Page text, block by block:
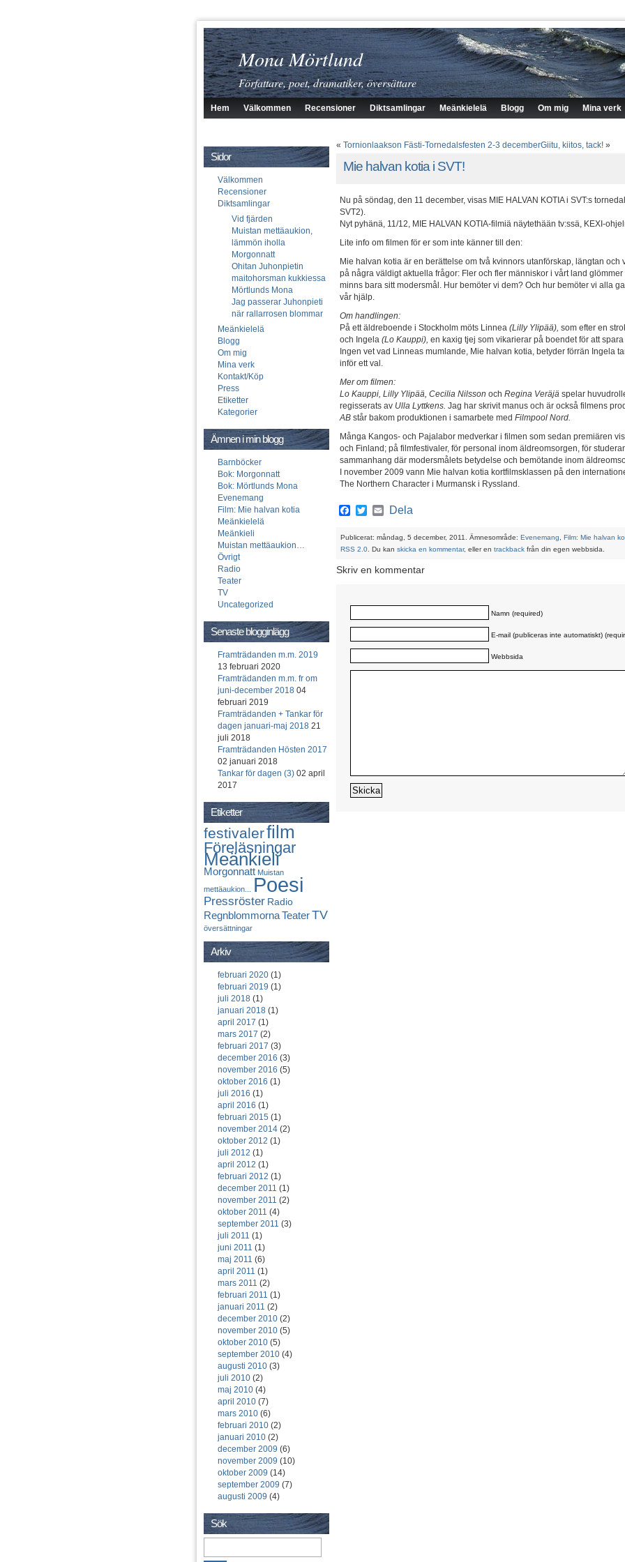
Mona Mörtlund
Författare, poet, dramatiker, översättare
Hem Välkommen Recensioner Diktsamlingar Meänkielelä Blogg Om mig Mina verk
« Tornionlaakson Fästi-Tornedalsfesten 2-3 decemberGiitu, kiitos, tack! »
Mie halvan kotia i SVT!
Nu på söndag, den 11 december, visas MIE HALVAN KOTIA i SVT:s
SVT2).
Nyt pyhänä, 11/12, MIE HALVAN KOTIA-filmiä näytethään tv:ssä, KEXI-
Lite info om filmen för er som inte känner till den:
Mie halvan kotia är en berättelse om två kvinnors utanförskap, längtan och
på några väldigt aktuella frågor: Fler och fler människor i vårt land
minns bara sitt modersmål. Hur bemöter vi dem? Och hur bemöter vi alla
vår hjälp.
Om handlingen:
På ett äldreboende i Stockholm möts Linnea (Lilly Ylipää), som efter en
och Ingela (Lo Kauppi), en kaxig tjej som vikarierar på boendet för att
Ingen vet vad Linneas mumlande, Mie halvan kotia, betyder förrän Ingela
inför ett val.
Mer om filmen:
Lo Kauppi, Lilly Ylipää, Cecilia Nilsson och Regina Veräjä spelar
regisserats av Ulla Lyttkens. Jag har skrivit manus och är också filmens
AB står bakom produktionen i samarbete med Filmpool Nord.
Många Kangos- och Pajalabor medverkar i filmen som sedan premiären
och Finland; på filmfestivaler, för personal inom äldreomsorgen, för
sammanhang där modersmålets betydelse och bemötande inom
I november 2009 vann Mie halvan kotia kortfilmsklassen på den
The Northern Character i Murmansk i Ryssland.
Facebook
TwitterEmail
Dela
Publicerat: måndag, 5 december, 2011. Ämnesområde: Evenemang
Film: Mie halvan
RSS 2.0 . Du kan skicka en kommentar, eller en trackback från din egen webbsida.
Skriv en kommentar
Namn (required)
E-mail (publiceras inte automatiskt)
Webbsida
Sidor
Välkommen
Recensioner
Diktsamlingar
Vid fjärden
Muistan mettäaukion,
lämmön iholla
Morgonnatt
Ohitan Juhonpietin
maitohorsman kukkiessa
Mörtlunds Mona
Jag passerar Juhonpieti
när rallarrosen blommar
Meänkielelä
Blogg
Om mig
Mina verk
Kontakt/Köp
Press
Etiketter
Kategorier
Ämnen i min blogg
Barnböcker
Bok: Morgonnatt
Bok: Mörtlunds Mona
Evenemang
Film: Mie halvan kotia
Meänkielelä
Meänkieli
Muistan mettäaukion…
Övrigt
Radio
Teater
TV
Uncategorized
Senaste blogginlägg
Framträdanden m.m. 2019
13 februari 2020
Framträdanden m.m. fr om
juni-december 2018 04
februari 2019
Framträdanden + Tankar för
dagen januari-maj 2018 21
juli 2018
Framträdanden Hösten 2017
02 januari 2018
Tankar för dagen (3) 02 april
2017
Etiketter
festivalerfilm
Föreläsningar
Meänkieli
Morgonnatt Muistan
mettäaukion...
Poesi
Pressröster Radio
RegnblommornaTeaterTV
översättningar
Arkiv
februari 2020 (1)
februari 2019 (1)
juli 2018 (1)
januari 2018 (1)
april 2017 (1)
mars 2017 (2)
februari 2017 (3)
december 2016 (3)
november 2016 (5)
oktober 2016 (1)
juli 2016 (1)
april 2016 (1)
februari 2015 (1)
november 2014 (2)
oktober 2012 (1)
juli 2012 (1)
april 2012 (1)
februari 2012 (1)
december 2011 (1)
november 2011 (2)
oktober 2011 (4)
september 2011 (3)
juli 2011 (1)
juni 2011 (1)
maj 2011 (6)
april 2011 (1)
mars 2011 (2)
februari 2011 (1)
januari 2011 (2)
december 2010 (2)
november 2010 (5)
oktober 2010 (5)
september 2010 (4)
augusti 2010 (3)
juli 2010 (2)
maj 2010 (4)
april 2010 (7)
mars 2010 (6)
februari 2010 (2)
januari 2010 (2)
december 2009 (6)
november 2009 (10)
oktober 2009 (14)
september 2009 (7)
augusti 2009 (4)
Sök